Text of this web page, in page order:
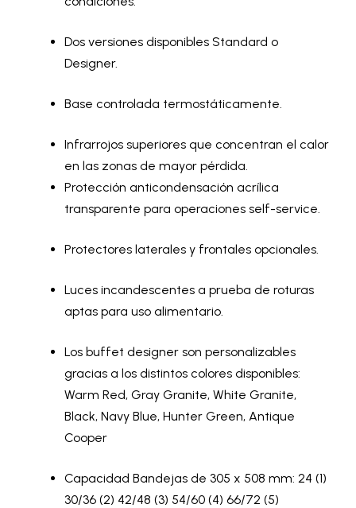
Dos versiones disponibles Standard o
Designer.
Base controlada termostáticamente.
Infrarrojos superiores que concentran el calor
en las zonas de mayor pérdida.
Protección anticondensación acrílica
transparente para operaciones self-service.
Protectores laterales y frontales opcionales.
Luces incandescentes a prueba de roturas
aptas para uso alimentario.
Los buffet designer son personalizables
gracias a los distintos colores disponibles:
Warm Red, Gray Granite, White Granite,
Black, Navy Blue, Hunter Green, Antique
Cooper
Capacidad Bandejas de 305 x 508 mm: 24 (1)
30/36 (2) 42/48 (3) 54/60 (4) 66/72 (5)